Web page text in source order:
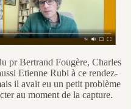
pr Bertrand Fougère, Charles
Etienne Rubi à ce rendez-
il avait eu un petit problème
au moment de la capture.